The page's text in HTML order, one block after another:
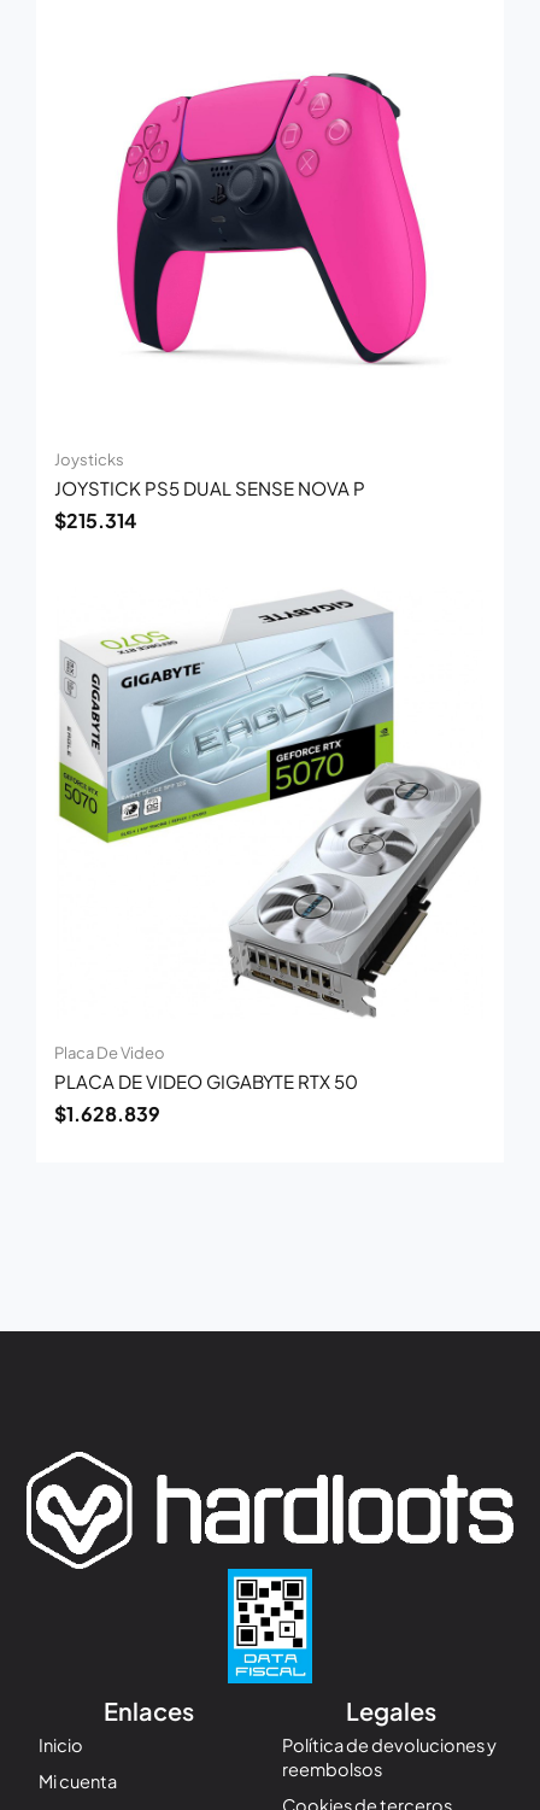
Joysticks
JOYSTICK PS5 DUAL SENSE NOVA P
$215.314
Placa De Video
PLACA DE VIDEO GIGABYTE RTX 50
$1.628.839
Enlaces
Inicio
Mi cuenta
Legales
Política de devoluciones y
reembolsos